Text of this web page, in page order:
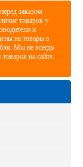
заказом
товаров у
и
на товары в
Мы не всегда
на сайте.